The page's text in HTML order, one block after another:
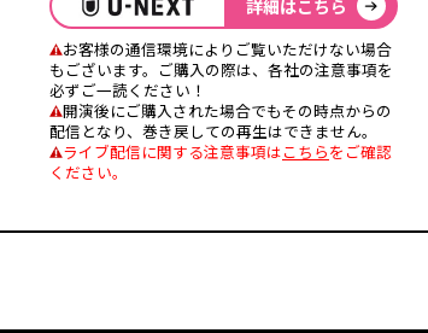
詳細はこちら
お客様の通信環境によりご覧いただけない場合
もございます。ご購入の際は、各社の注意事項を
必ずご一読ください！
開演後にご購入された場合でもその時点からの
配信となり、巻き戻しての再生はできません。
ライブ配信に関する注意事項はこちらをご確認
ください。